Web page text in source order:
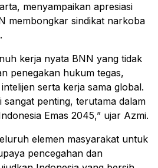
menyampaikan apresiasi
membongkar sindikat narkoba
kerja nyata BNN yang tidak
penegakan hukum tegas,
serta kerja sama global.
sangat penting, terutama dalam
Emas 2045,” ujar Azmi.
elemen masyarakat untuk
pencegahan dan